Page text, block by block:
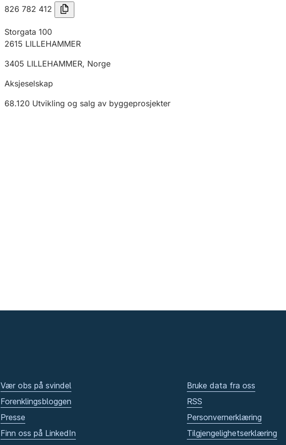
826 782 412
Storgata 100
2615 LILLEHAMMER
3405 LILLEHAMMER, Norge
Aksjeselskap
68.120 Utvikling og salg av byggeprosjekter
Vær obs på svindel
Forenklingsbloggen
Presse
Finn oss på LinkedIn
Bruke data fra oss
RSS
Personvernerklæring
Tilgjengelighetserklæring